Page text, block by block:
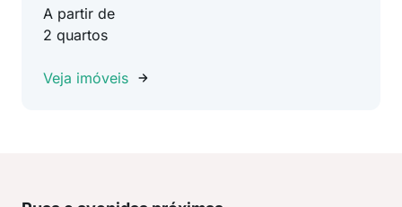
A partir de
2 quartos
Veja imóveis